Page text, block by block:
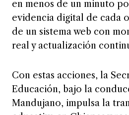
evidencia digital de cada
de un sistema web con
real y actualización
Educación, bajo la
Mandujano, impulsa la
educativa en Chiapas y